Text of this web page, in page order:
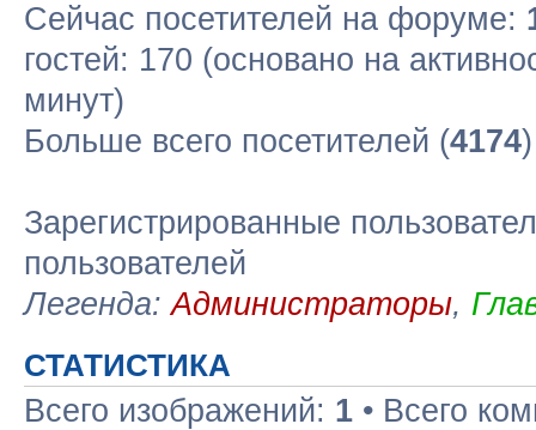
Сейчас посетителей на форуме:
гостей: 170 (основано на
минут)
Больше всего посетителей (4174
Зарегистрированные
пользователей
Легенда:Администраторы,
СТАТИСТИКА
Всего изображений: 1 • Всего